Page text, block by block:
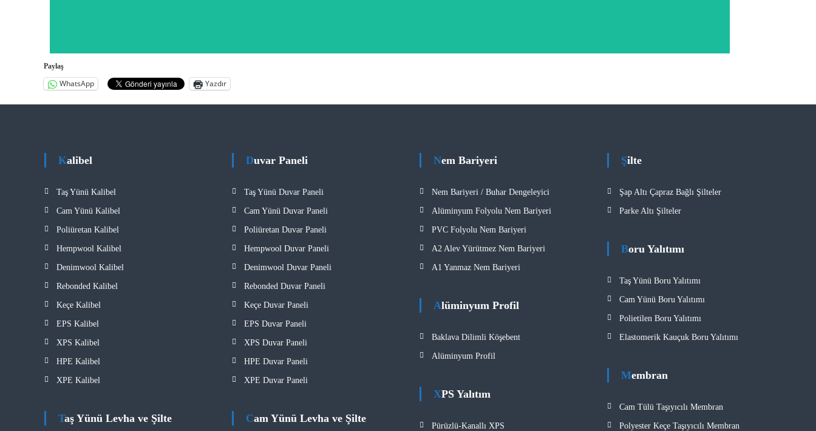
Paylaş
WhatsApp Yazdır
Kalibel
Taş Yünü Kalibel
Cam Yünü Kalibel
Poliüretan Kalibel
Hempwool Kalibel
Denimwool Kalibel
Rebonded Kalibel
Keçe Kalibel
EPS Kalibel
XPS Kalibel
HPE Kalibel
XPE Kalibel
Taş Yünü Levha ve Şilte
Duvar Paneli
Taş Yünü Duvar Paneli
Cam Yünü Duvar Paneli
Poliüretan Duvar Paneli
Hempwool Duvar Paneli
Denimwool Duvar Paneli
Rebonded Duvar Paneli
Keçe Duvar Paneli
EPS Duvar Paneli
XPS Duvar Paneli
HPE Duvar Paneli
XPE Duvar Paneli
Cam Yünü Levha ve Şilte
Nem Bariyeri
Nem Bariyeri / Buhar Dengeleyici
Alüminyum Folyolu Nem Bariyeri
PVC Folyolu Nem Bariyeri
A2 Alev Yürütmez Nem Bariyeri​
A1 Yanmaz Nem Bariyeri​
Alüminyum Profil
Baklava Dilimli Köşebent
Alüminyum Profil
XPS Yalıtım
Pürüzlü-Kanallı XPS
Şilte
Şap Altı Çapraz Bağlı Şilteler
Parke Altı Şilteler
Boru Yalıtımı
Taş Yünü Boru Yalıtımı
Cam Yünü Boru Yalıtımı
Polietilen Boru Yalıtımı
Elastomerik Kauçuk Boru Yalıtımı
Membran
Cam Tülü Taşıyıcılı Membran
Polyester Keçe Taşıyıcılı Membran